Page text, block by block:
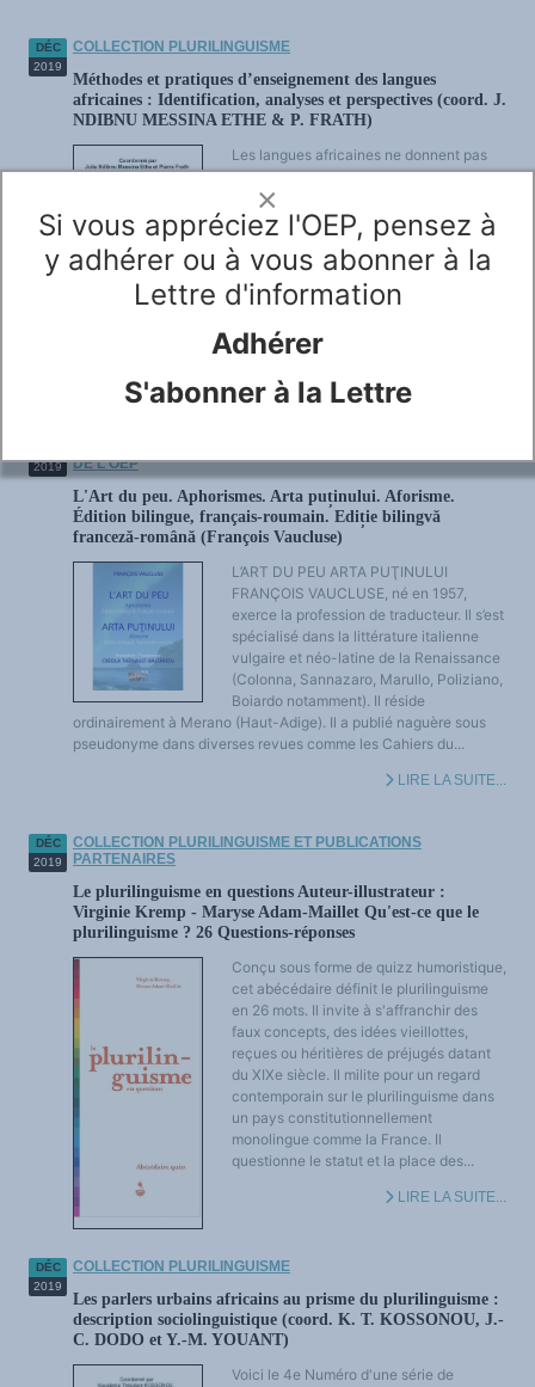
DÉC
2019
COLLECTION PLURILINGUISME
Méthodes et pratiques d’enseignement des langues
africaines : Identification, analyses et perspectives (coord. J.
NDIBNU MESSINA ETHE & P. FRATH)
Les langues africaines ne donnent pas
l’impression d’être menacées de
disparition tant elles sont omniprésentes
dans la vie quotidienne. Pourtant leur
pratique diminue, en particulier parmi les
jeunes générations, qui en perdent
lentement la maîtrise. Leur sauvegarde et
leur développement passe par leur
enseignement à l’école. Les
gouvernements sont conscients de cette nécessité...
LIRE LA SUITE...
2019
DE L'OEP
L'Art du peu. Aphorismes. Arta puținului. Aforisme.
Édition bilingue, français-roumain. Ediție bilingvă
franceză-română (François Vaucluse)
L’ART DU PEU ARTA PUŢINULUI
FRANÇOIS VAUCLUSE, né en 1957,
exerce la profession de traducteur. Il s’est
spécialisé dans la littérature italienne
vulgaire et néo-latine de la Renaissance
(Colonna, Sannazaro, Marullo, Poliziano,
Boiardo notamment). Il réside
ordinairement à Merano (Haut-Adige). Il a publié naguère sous
pseudonyme dans diverses revues comme les Cahiers du...
LIRE LA SUITE...
DÉC
2019
COLLECTION PLURILINGUISME ET PUBLICATIONS
PARTENAIRES
Le plurilinguisme en questions Auteur-illustrateur :
Virginie Kremp - Maryse Adam-Maillet Qu'est-ce que le
plurilinguisme ? 26 Questions-réponses
Conçu sous forme de quizz humoristique,
cet abécédaire définit le plurilinguisme
en 26 mots. Il invite à s'affranchir des
faux concepts, des idées vieillottes,
reçues ou héritières de préjugés datant
du XIXe siècle. Il milite pour un regard
contemporain sur le plurilinguisme dans
un pays constitutionnellement
monolingue comme la France. Il
questionne le statut et la place des...
LIRE LA SUITE...
DÉC
2019
COLLECTION PLURILINGUISME
Les parlers urbains africains au prisme du plurilinguisme :
description sociolinguistique (coord. K. T. KOSSONOU, J.-
C. DODO et Y.-M. YOUANT)
Voici le 4e Numéro d'une série de
×
Si vous appréciez l'OEP, pensez à
y adhérer ou à vous abonner à la
Lettre d'information
Adhérer
S'abonner à la Lettre